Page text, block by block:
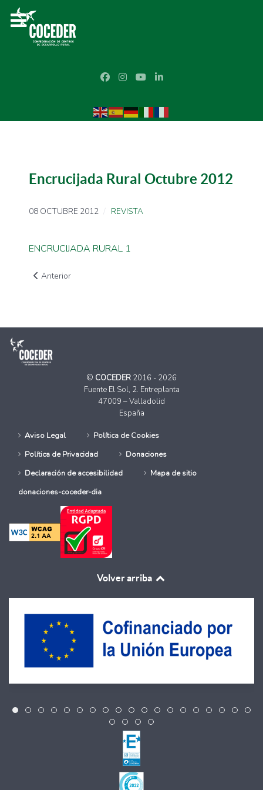
Encrucijada Rural Octubre 2012
08 OCTUBRE 2012 REVISTA
ENCRUCIJADA RURAL 1
Artículo anterior: Encrucijada Rural Diciembre 2012
Anterior
© COCEDER 2016 - 2026
Fuente El Sol, 2. Entreplanta
47009 – Valladolid
España
Aviso Legal
Política de Cookies
Política de Privacidad
Donaciones
Declaración de accesibilidad
Mapa de sitio
donaciones-coceder-dia
Volver arriba